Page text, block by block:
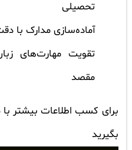
تحصیلی
آماده‌سازی مدارک با
تقویت مهارت‌های
مقصد
برای کسب اطلاعات بیشتر
بگیرید